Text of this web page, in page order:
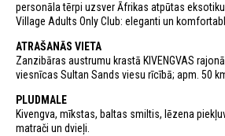
personāla tērpi uzsver Āfrikas atpūtas
Village Adults Only Club: eleganti un
ATRAŠANĀS VIETA
Zanzibāras austrumu krastā KIVENGVAS
viesnīcas Sultan Sands viesu rīcībā; apm. 50
PLUDMALE
Kivengva, mīkstas, baltas smiltis, lēzena
matrači un dvieļi.